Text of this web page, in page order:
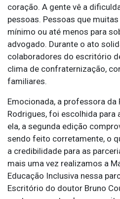
coração. A gente vê a
pessoas. Pessoas que
mínimo ou até menos para
advogado. Durante o ato
colaboradores do escritório
clima de confraternização,
familiares.
Emocionada, a professora da
Rodrigues, foi escolhida para
ela, a segunda edição
sendo feito corretamente, o
a credibilidade para as
mais uma vez realizamos a
Educação Inclusiva nessa
Escritório do doutor Bruno